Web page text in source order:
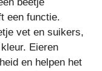
een functie.
vet en suikers,
Eieren
en helpen het